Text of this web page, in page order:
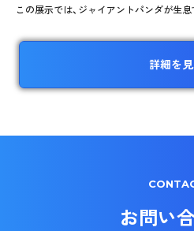
この展示では、ジャイアントパンダが生
示を実現している。
詳細を
お問い